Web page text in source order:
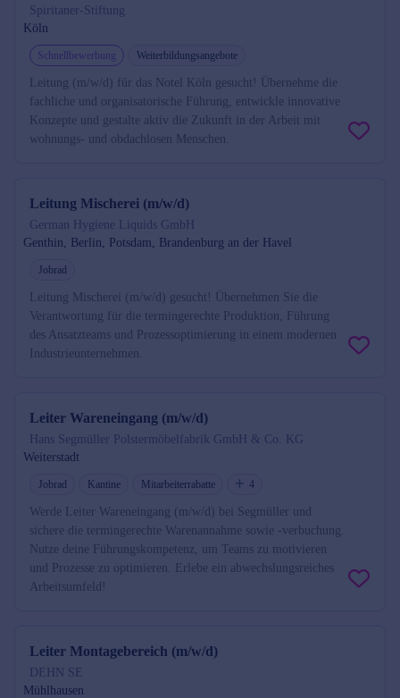
Spiritaner-Stiftung
Köln
Schnellbewerbung Weiterbildungsangebote
Leitung (m/w/d) für das Notel Köln gesucht! Übernehme die
fachliche und organisatorische Führung, entwickle innovative
Konzepte und gestalte aktiv die Zukunft in der Arbeit mit
wohnungs- und obdachlosen Menschen.
Leitung Mischerei (m/w/d)
German Hygiene Liquids GmbH
Genthin, Berlin, Potsdam, Brandenburg an der Havel
Jobrad
Leitung Mischerei (m/w/d) gesucht! Übernehmen Sie die
Verantwortung für die termingerechte Produktion, Führung
des Ansatzteams und Prozessoptimierung in einem modernen
Industrieunternehmen.
Leiter Wareneingang (m/w/d)
Hans Segmüller Polstermöbelfabrik GmbH & Co. KG
Weiterstadt
Jobrad Kantine Mitarbeiterrabatte 4
Werde Leiter Wareneingang (m/w/d) bei Segmüller und
sichere die termingerechte Warenannahme sowie -verbuchung.
Nutze deine Führungskompetenz, um Teams zu motivieren
und Prozesse zu optimieren. Erlebe ein abwechslungsreiches
Arbeitsumfeld!
Leiter Montagebereich (m/w/d)
DEHN SE
Mühlhausen